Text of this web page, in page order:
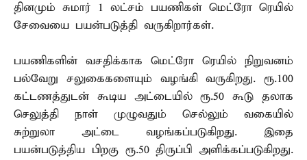
தினமும் சுமார் 1 லட்சம் பயணிகள் மெட்ரோ ரெயில்
சேவையை பயன்படுத்தி வருகிறார்கள்.
பயணிகளின் வசதிக்காக மெட்ரோ ரெயில் நிறுவனம்
பல்வேறு சலுகைகளையும் வழங்கி வருகிறது. ரூ.100
கட்டணத்துடன் கூடிய அட்டையில் ரூ.50 கூடு தலாக
செலுத்தி நாள் முழுவதும் செல்லும் வகையில்
சுற்றுலா அட்டை வழங்கப்படுகிறது. இதை
பயன்படுத்திய பிறகு ரூ.50 திருப்பி அளிக்கப்படுகிறது.